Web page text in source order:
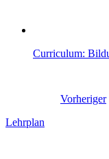
Curriculum:
Vorheriger
Lehrplan